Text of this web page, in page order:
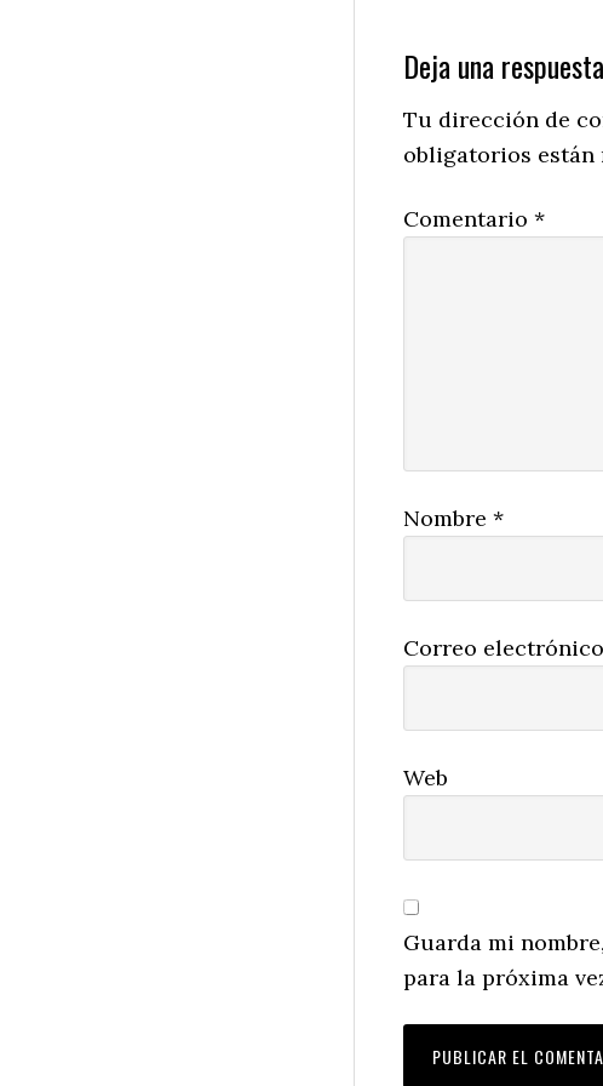
Reader
Interactions
Deja una respuesta
Tu dirección de
obligatorios están
Comentario *
Nombre *
Correo electrónico
Web
Guarda mi
para la próxima